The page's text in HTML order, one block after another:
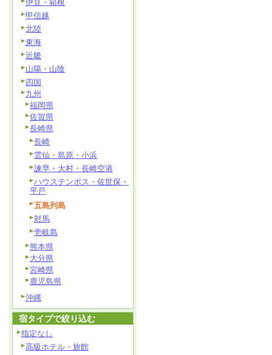
伊豆・箱根
甲信越
北陸
東海
近畿
山陽・山陰
四国
九州
福岡県
佐賀県
長崎県
長崎
雲仙・島原・小浜
諫早・大村・長崎空港
ハウステンボス・佐世保・
平戸
五島列島
対馬
壱岐島
熊本県
大分県
宮崎県
鹿児島県
沖縄
宿タイプで絞り込む
指定なし
高級ホテル・旅館